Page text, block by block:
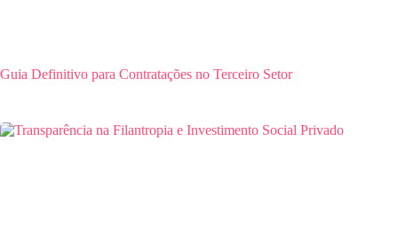
Guia Definitivo para Contratações no Terceiro Setor